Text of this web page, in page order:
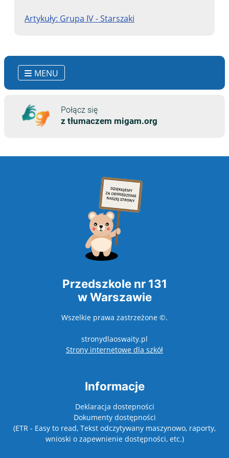
MENU
Artykuły: Grupa IV - Starszaki
Przedszkole nr 131
w Warszawie
Wszelkie prawa zastrzeżone ©.
stronydlaoswaity.pl
Strony internetowe dla szkółotwiera się w
Informacje
Deklaracja dostepności
Dokumenty dostępności
(ETR - Easy to read, Tekst odczytywany maszynowo, raporty,
wnioski o zapewnienie dostępności, etc.)